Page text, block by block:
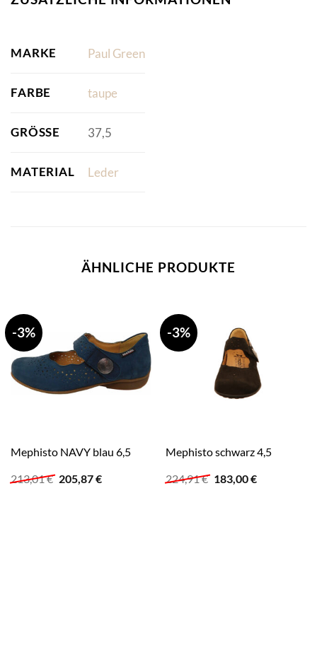
MARKE Paul Green
FARBE taupe
GRÖSSE 37,5
MATERIAL Leder
ÄHNLICHE PRODUKTE
-3%
Mephisto NAVY blau 6,5
213,01€ Ursprünglicher
Preis
205,87€Aktueller
-3%
Mephisto schwarz 4,5
224,91€ Ursprünglicher
Preis
183,00€Aktueller